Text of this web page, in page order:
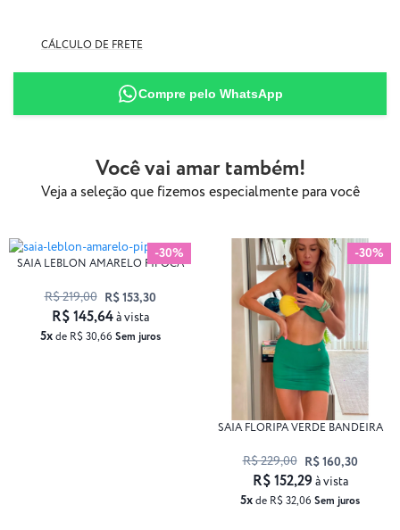
90% Poliamida
CÁLCULO DE FRETE
Compre pelo WhatsApp
Você vai amar também!
Veja a seleção que fizemos especialmente para você
-30%
SAIA LEBLON AMARELO PIPOCA
R$ 219,00 R$ 153,30
5xde R$ 30,66 Sem juros
R$ 145,64à vista
-30%
SAIA FLORIPA VERDE BANDEIRA
R$ 229,00 R$ 160,30
5xde R$ 32,06 Sem juros
R$ 152,29à vista